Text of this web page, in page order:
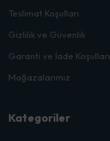
Teslimat Koşulları
Gizlilik ve Güvenlik
Garanti ve İade Koşulları
Mağazalarımız
Kategoriler